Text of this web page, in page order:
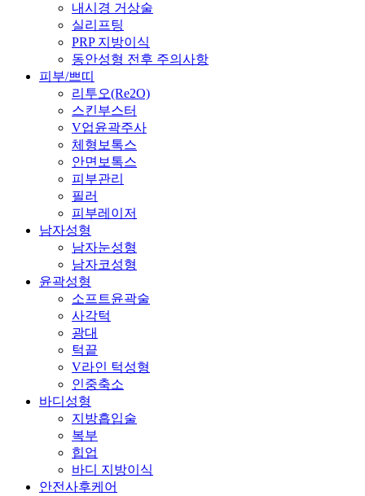
내시경 거상술
실리프팅
PRP 지방이식
동안성형 전후 주의사항
피부/쁘띠
리투오(Re2O)
스킨부스터
V업윤곽주사
체형보톡스
안면보톡스
피부관리
필러
피부레이저
남자성형
남자눈성형
남자코성형
윤곽성형
소프트윤곽술
사각턱
광대
턱끝
V라인 턱성형
인중축소
바디성형
지방흡입술
복부
힙업
바디 지방이식
안전사후케어